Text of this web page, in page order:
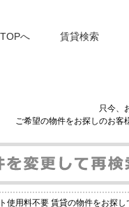
へ 賃貸検索
只今、
ご希望の物件をお探しのお客
使用料不要 賃貸の物件をお探